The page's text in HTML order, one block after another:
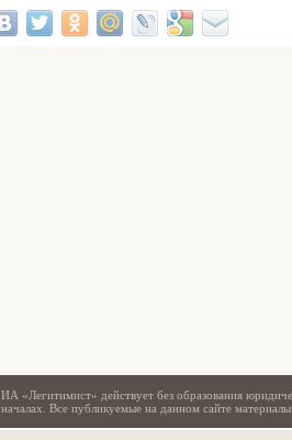
ИА «Легитимист» действует без образования
началах. Все публикуемые на данном сайте